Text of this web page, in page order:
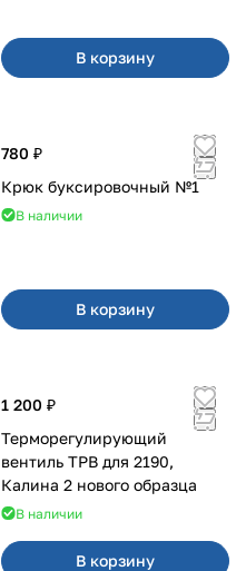
В корзину
780 ₽
Крюк буксировочный №1
В наличии
В корзину
1 200 ₽
Терморегулирующий
вентиль ТРВ для 2190,
Калина 2 нового образца
В наличии
В корзину